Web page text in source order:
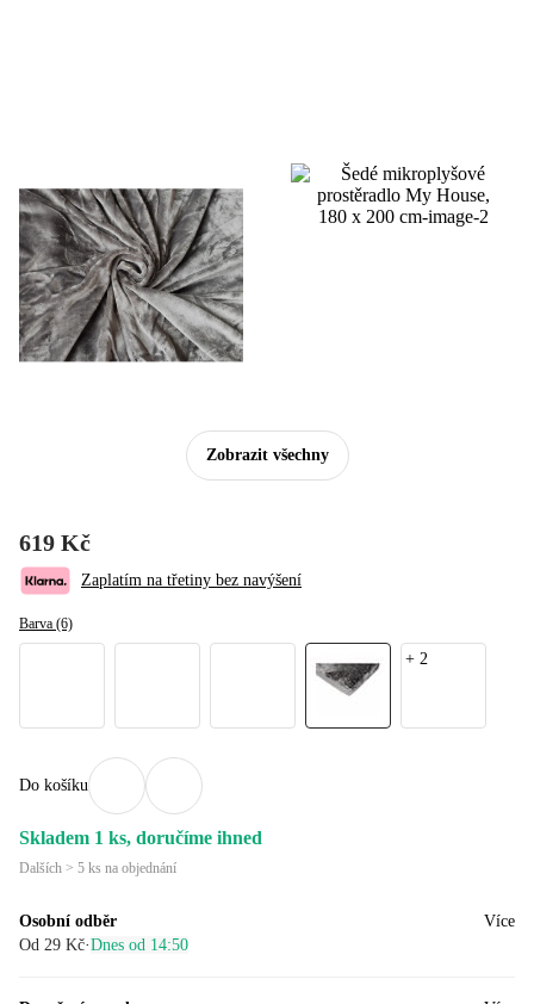
Zobrazit všechny
619 Kč
Zaplatím na třetiny bez navýšení
Barva (6)
+ 2
Do košíku
Skladem 1 ks, doručíme ihned
Dalších > 5 ks na objednání
Osobní odběr
Od 29 Kč·Dnes od 14:50
Více